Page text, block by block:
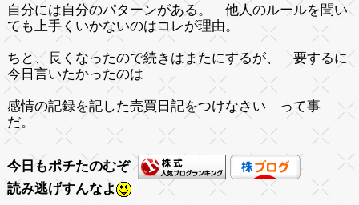
自分には自分のパターンがある。 他人のルールを聞い
ても上手くいかないのはコレが理由。
ちと、長くなったので続きはまたにするが、 要するに
今日言いたかったのは
感情の記録を記した売買日記をつけなさい って事
だ。
今日もポチたのむぞ
読み逃げすんなよ